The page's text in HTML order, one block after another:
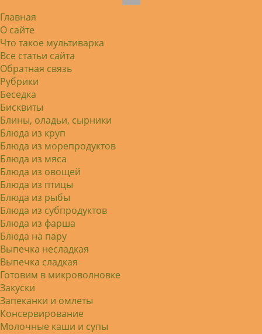
готовила и сырую курочку, и…
Света
Советую простой рецепт как готовили
наши бабушки, на 5 минут…
Главная
О сайте
Что такое мультиварка
Все статьи сайта
Обратная связь
Рубрики
Беседка
Бисквиты
Блины, оладьи, сырники
Блюда из круп
Блюда из морепродуктов
Блюда из мяса
Блюда из овощей
Блюда из птицы
Блюда из рыбы
Блюда из субпродуктов
Блюда из фарша
Блюда на пару
Выпечка несладкая
Выпечка сладкая
Готовим в микроволновке
Закуски
Запеканки и омлеты
Консервирование
Молочные каши и супы